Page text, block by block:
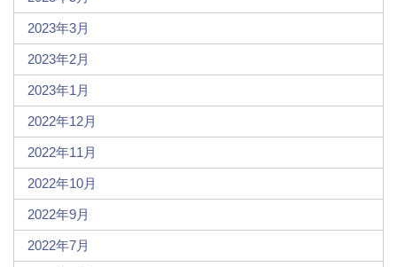
2023年3月
2023年2月
2023年1月
2022年12月
2022年11月
2022年10月
2022年9月
2022年7月